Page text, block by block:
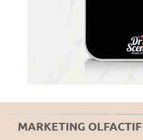
MARKETING OLFACTIF